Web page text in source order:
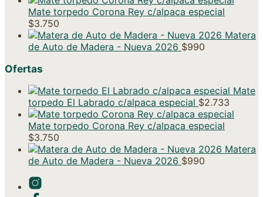
Mate torpedo Corona Rey c/alpaca especial
$3.750
Matera
de Auto de Madera - Nueva 2026 $990
Ofertas
Mate
torpedo El Labrado c/alpaca especial $2.733
Mate torpedo Corona Rey c/alpaca especial
$3.750
Matera
de Auto de Madera - Nueva 2026 $990